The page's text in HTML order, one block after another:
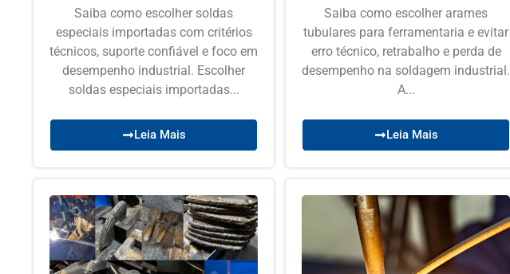
Saiba como escolher soldas
especiais importadas com critérios
técnicos, suporte confiável e foco em
desempenho industrial. Escolher
soldas especiais importadas...
Leia Mais
Saiba como escolher arames
tubulares para ferramentaria e evitar
erro técnico, retrabalho e perda de
desempenho na soldagem industrial.
A...
Leia Mais